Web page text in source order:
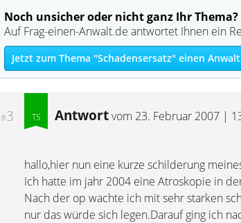
Noch unsicher oder nicht ganz Ihr Thema?
Auf Frag-einen-Anwalt.de antwortet Ihnen ein
Jetzt zum Thema "Schadensersatz" einen
#3 Antwortvom 23. Februar 2007 |
hallo,hier nun eine kurze schilderung
Ich hatte im jahr 2004 eine Atroskopie in
Nach der op wachte ich mit sehr starken
nur das würde sich legen.Darauf ging ich